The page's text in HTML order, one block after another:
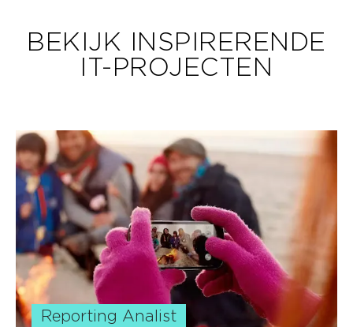
BEKIJK INSPIRERENDE
IT-PROJECTEN
Reporting Analist